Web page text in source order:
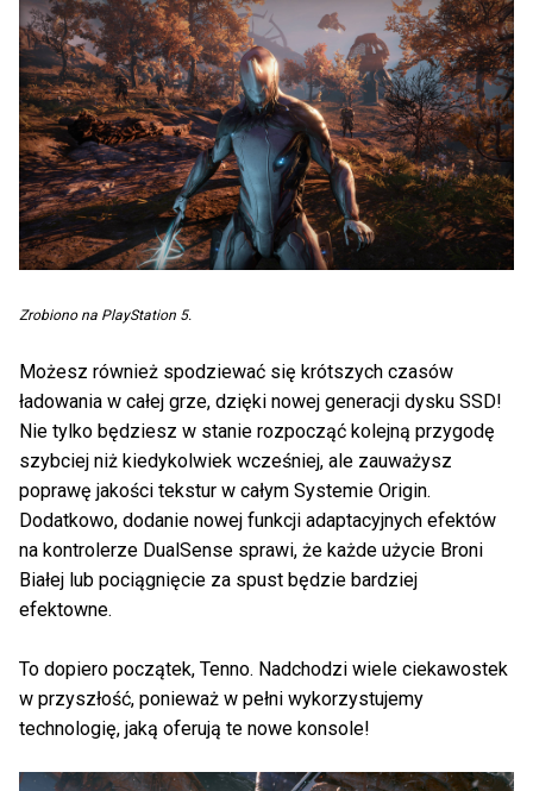
Zrobiono na PlayStation 5.
Możesz również spodziewać się krótszych czasów
ładowania w całej grze, dzięki nowej generacji dysku SSD!
Nie tylko będziesz w stanie rozpocząć kolejną przygodę
szybciej niż kiedykolwiek wcześniej, ale zauważysz
poprawę jakości tekstur w całym Systemie Origin.
Dodatkowo, dodanie nowej funkcji adaptacyjnych efektów
na kontrolerze DualSense sprawi, że każde użycie Broni
Białej lub pociągnięcie za spust będzie bardziej
efektowne.
To dopiero początek, Tenno. Nadchodzi wiele ciekawostek
w przyszłość, ponieważ w pełni wykorzystujemy
technologię, jaką oferują te nowe konsole!